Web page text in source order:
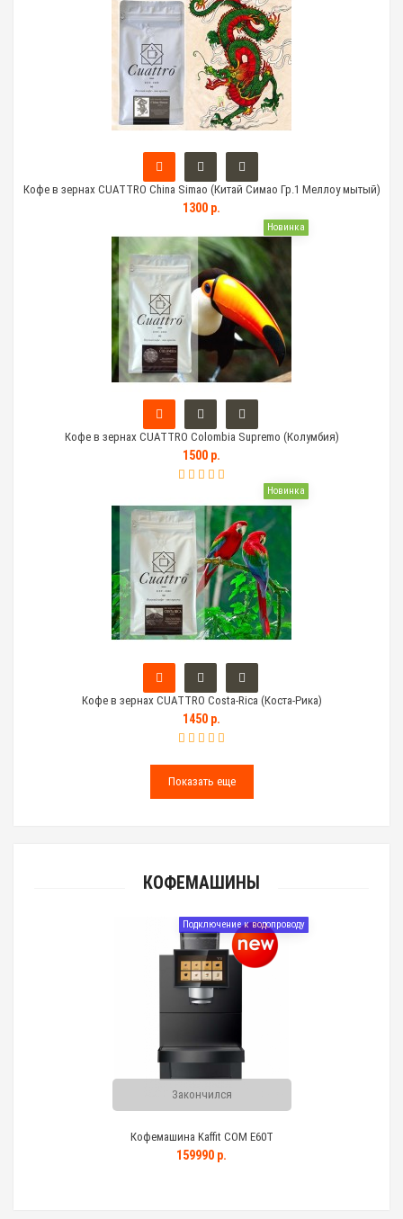
Кофе в зернах CUATTRO China Simao (Китай Симао Гр.1 Меллоу мытый)
1300 р.
Новинка
Кофе в зернах CUATTRO Colombia Supremo (Колумбия)
1500 р.
Новинка
Кофе в зернах CUATTRO Costa-Rica (Коста-Рика)
1450 р.
Показать еще
КОФЕМАШИНЫ
Подключение к водопроводу
Закончился
Кофемашина Kaffit COM E60T
159990 р.